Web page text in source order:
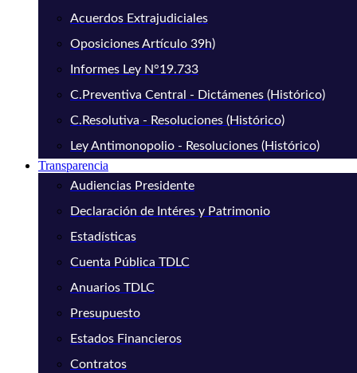
Acuerdos Extrajudiciales
Oposiciones Artículo 39h)
Informes Ley N°19.733
C.Preventiva Central - Dictámenes (Histórico)
C.Resolutiva - Resoluciones (Histórico)
Ley Antimonopolio - Resoluciones (Histórico)
Transparencia
Audiencias Presidente
Declaración de Intéres y Patrimonio
Estadísticas
Cuenta Pública TDLC
Anuarios TDLC
Presupuesto
Estados Financieros
Contratos